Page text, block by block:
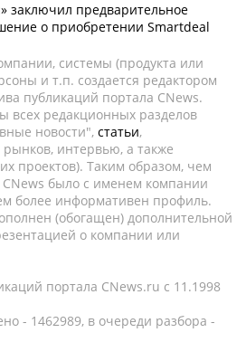
заключил предварительное
о приобретении Smartdeal
системы (продукта или
и т.п. создается редактором
публикаций портала CNews.
всех редакционных разделов
новости", статьи,
интервью, а также
проектов). Таким образом, чем
было с именем компании
более информативен профиль.
(обогащен) дополнительной
о компании или
портала CNews.ru c 11.1998
- 1462989, в очереди разбора -